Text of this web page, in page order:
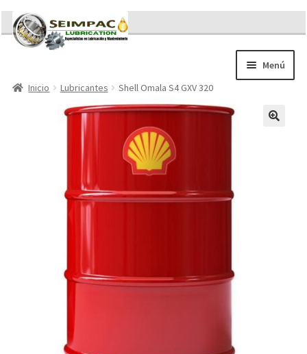
Ir
a
Ir
al
contenido
Menú
Sobre nosotros
Contacto/Solicitar Cotización
Memorándum COVID-19
Inicio Lubricantes Shell Omala S4 GXV 320